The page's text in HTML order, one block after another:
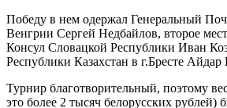
Победу в нем одержал Генеральный
Венгрии Сергей Недбайлов, второе
Консул Словацкой Республики Иван
Республики Казахстан в г.Бресте
Турнир благотворительный, поэтому
это более 2 тысяч белорусских рублей)